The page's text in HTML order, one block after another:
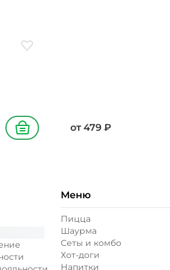
Добавить в избранное
В корзину от 479 ₽
Меню
Пицца
Шаурма
Сеты и комбо
Хот-доги
Напитки